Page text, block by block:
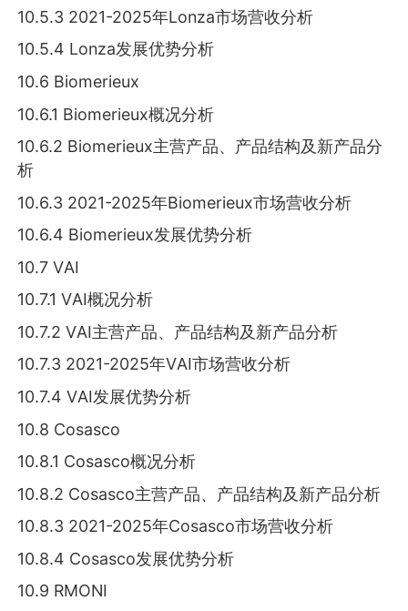
10.5.3 2021-2025年Lоnzа市场营收分析
10.5.4 Lоnzа发展优势分析
10.6 Віоmеrіеuх
10.6.1 Віоmеrіеuх概况分析
10.6.2 Віоmеrіеuх主营产品、产品结构及新产品分
析
10.6.3 2021-2025年Віоmеrіеuх市场营收分析
10.6.4 Віоmеrіеuх发展优势分析
10.7 VАІ
10.7.1 VАІ概况分析
10.7.2 VАІ主营产品、产品结构及新产品分析
10.7.3 2021-2025年VАІ市场营收分析
10.7.4 VАІ发展优势分析
10.8 Соѕаѕсо
10.8.1 Соѕаѕсо概况分析
10.8.2 Соѕаѕсо主营产品、产品结构及新产品分析
10.8.3 2021-2025年Соѕаѕсо市场营收分析
10.8.4 Соѕаѕсо发展优势分析
10.9 RМОNІ